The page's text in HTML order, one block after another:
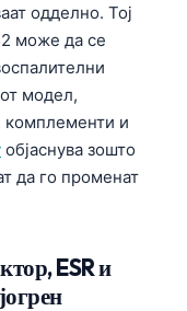
одделно. Тој
може да се
модел,
комплементи и
објаснува зошто
да го променат
ESR и